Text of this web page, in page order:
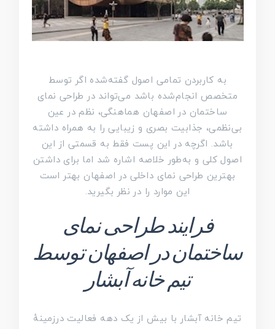
به کاربردن تمامی اصول گفته‌شده اگر توسط
متخصص انجام‌شده باشد می‌تواند در طراحی نمای
ساختمان در اصفهان هماهنگی، نظم در عین
بی‌نظمی، جذابیت بصری و زیبایی را به همراه داشته
باشد. اگرچه در این پست فقط به قسمتی از این
اصول کلی و به‌طور خلاصه اشاره شد اما برای داشتن
بهترین طراحی نمای داخلی در اصفهان بهتر است
این موارد را در نظر بگیرید.
فرایند طراحی نمای
ساختمان در اصفهان توسط
تیم خانه آبشار
تیم خانه آبشار با بیش از یک دهه فعالیت درزمینهٔ